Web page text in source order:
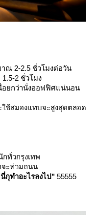
ณ 2-2.5 ชั่วโมงต่อวัน
2 ชั่วโมง
อยกว่านั่งออฟฟิศแน่นอน
ใช้สมองแทบจะสูงสุดตลอด
ทั่วกรุงเทพ
ะท่วมถนน
กุทำอะไรลงไป" 55555